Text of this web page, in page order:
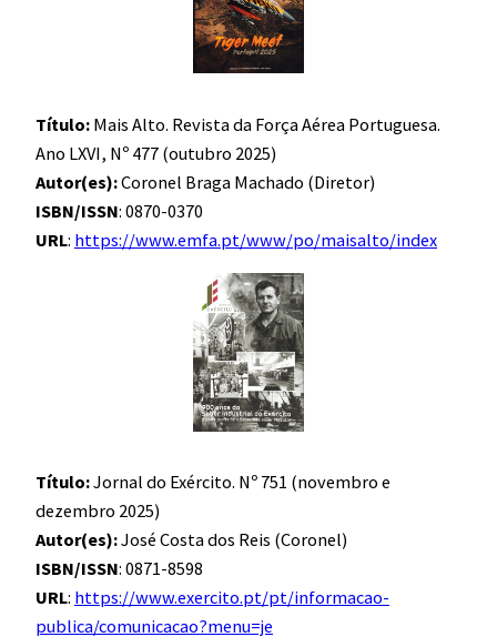
Título: Mais Alto. Revista da Força Aérea Portuguesa.
Ano LXVI, Nº 477 (outubro 2025)
Autor(es):Coronel Braga Machado (Diretor)
ISBN/ISSN: 0870-0370
URL: https://www.emfa.pt/www/po/maisalto/index
Título:Jornal do Exército. Nº 751 (novembro e
dezembro 2025)
Autor(es):José Costa dos Reis (Coronel)
ISBN/ISSN: 0871-8598
URL: https://www.exercito.pt/pt/informacao-
publica/comunicacao?menu=je